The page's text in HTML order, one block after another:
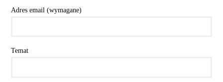
Adres email (wymagane)
Temat